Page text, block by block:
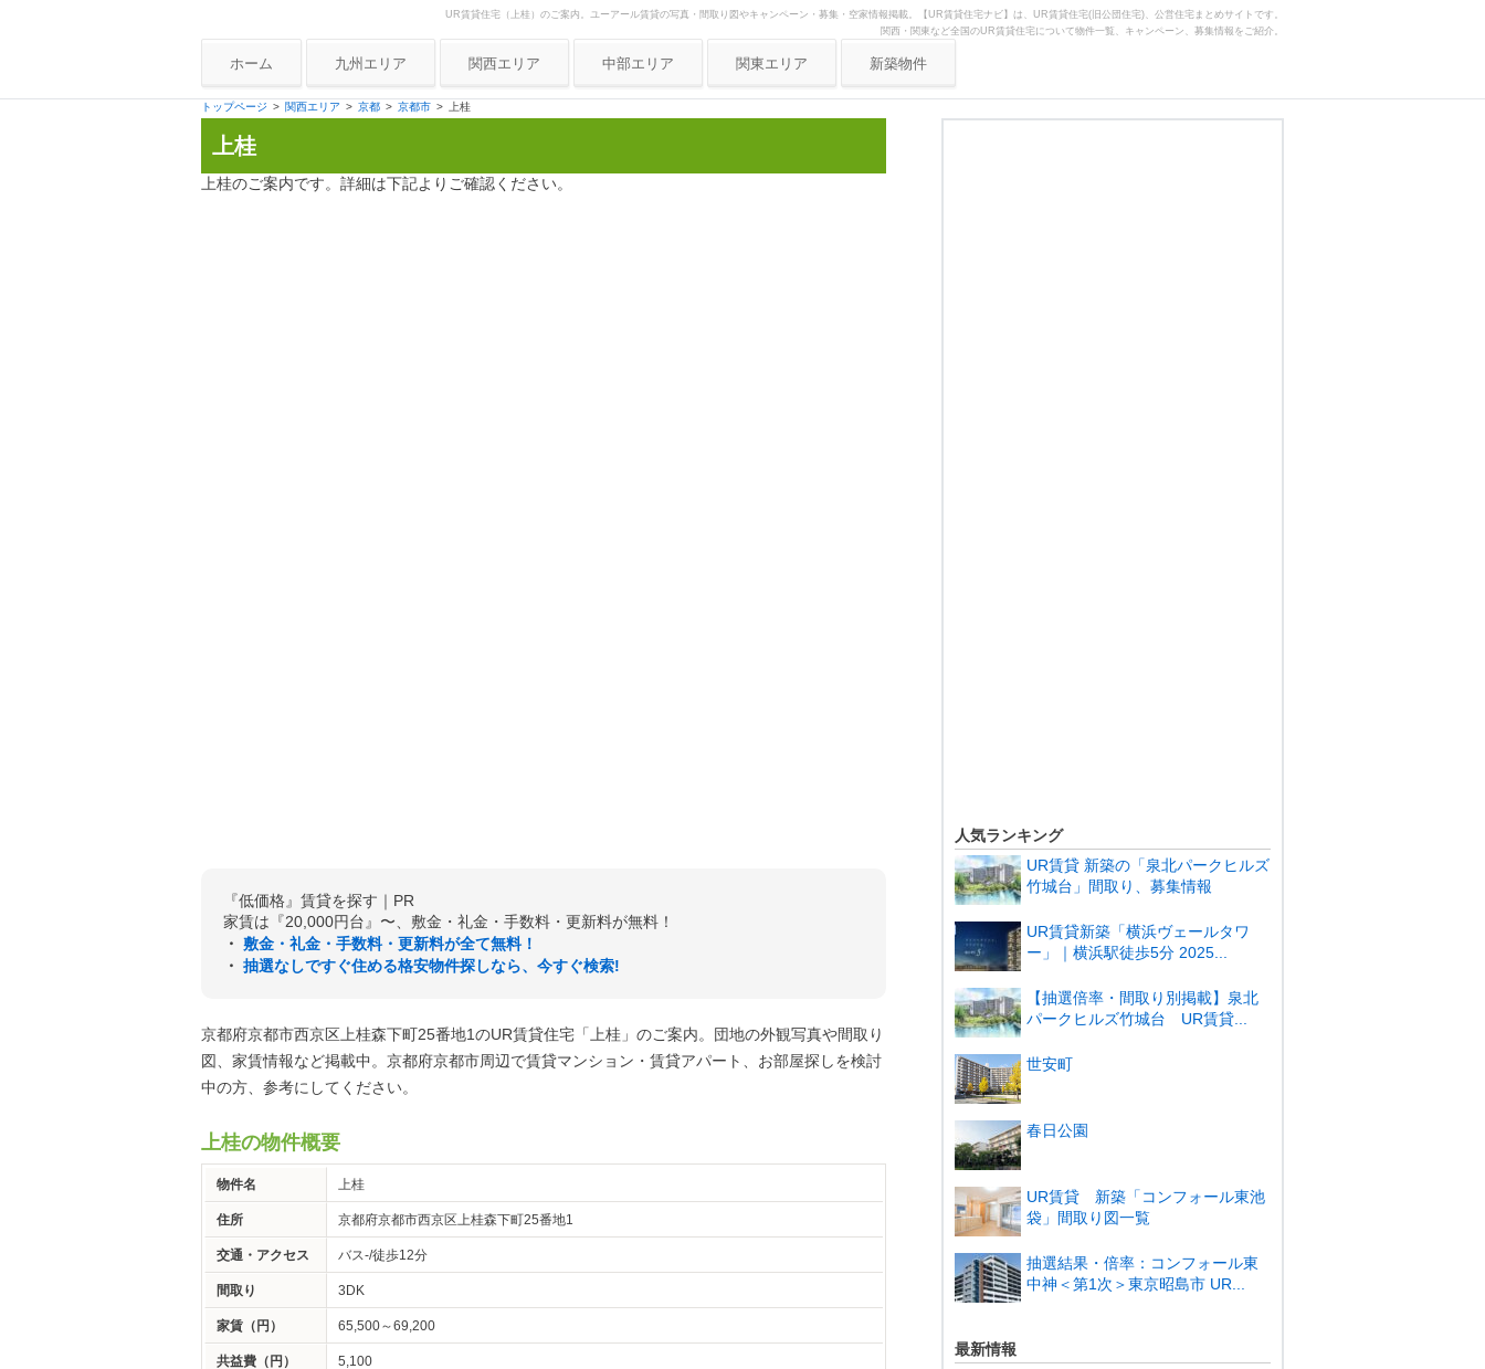
UR賃貸住宅（上桂）のご案内。ユーアール賃貸の写真・間取り図やキャンペーン・募集・空家情報掲載。【UR賃貸住宅ナビ】は、UR賃貸住宅(旧公団住宅)、公営住宅まとめサイトです。
関西・関東など全国のUR賃貸住宅について物件一覧、キャンペーン、募集情報をご紹介。
ホーム 九州エリア 関西エリア
大阪府
京都府
中部エリア 関東エリア 新築物件
トップページ 関西エリア 京都 京都市 上桂
上桂
上桂のご案内です。詳細は下記よりご確認ください。
『低価格』賃貸を探す｜PR
家賃は『20,000円台』〜、敷金・礼金・手数料・更新料が無料！
・ 敷金・礼金・手数料・更新料が全て無料！
・ 抽選なしですぐ住める格安物件探しなら、今すぐ検索!
京都府京都市西京区上桂森下町25番地1のUR賃貸住宅「上桂」のご案内。団地の外観写真や間取り
図、家賃情報など掲載中。京都府京都市周辺で賃貸マンション・賃貸アパート、お部屋探しを検討
中の方、参考にしてください。
上桂の物件概要
物件名 上桂
住所 京都府京都市西京区上桂森下町25番地1
交通・アクセス バス-/徒歩12分
間取り 3DK
家賃（円） 65,500～69,200
共益費（円） 5,100
人気ランキング
UR賃貸 新築の「泉北パークヒルズ
竹城台」間取り、募集情報
UR賃貸新築「横浜ヴェールタワ
ー」｜横浜駅徒歩5分 2025...
【抽選倍率・間取り別掲載】泉北
パークヒルズ竹城台 UR賃貸...
世安町
春日公園
UR賃貸 新築「コンフォール東池
袋」間取り図一覧
抽選結果・倍率：コンフォール東
中神＜第1次＞東京昭島市 UR...
最新情報